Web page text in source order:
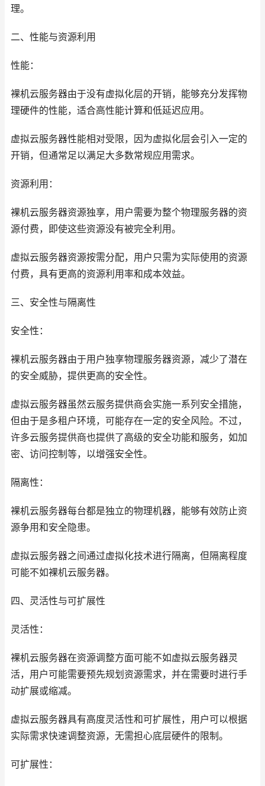
理。
二、性能与资源利用
性能：
裸机云服务器由于没有虚拟化层的开销，能够充分发挥物
理硬件的性能，适合高性能计算和低延迟应用。
虚拟云服务器性能相对受限，因为虚拟化层会引入一定的
开销，但通常足以满足大多数常规应用需求。
资源利用：
裸机云服务器资源独享，用户需要为整个物理服务器的资
源付费，即使这些资源没有被完全利用。
虚拟云服务器资源按需分配，用户只需为实际使用的资源
付费，具有更高的资源利用率和成本效益。
三、安全性与隔离性
安全性：
裸机云服务器由于用户独享物理服务器资源，减少了潜在
的安全威胁，提供更高的安全性。
虚拟云服务器虽然云服务提供商会实施一系列安全措施，
但由于是多租户环境，可能存在一定的安全风险。不过，
许多云服务提供商也提供了高级的安全功能和服务，如加
密、访问控制等，以增强安全性。
隔离性：
裸机云服务器每台都是独立的物理机器，能够有效防止资
源争用和安全隐患。
虚拟云服务器之间通过虚拟化技术进行隔离，但隔离程度
可能不如裸机云服务器。
四、灵活性与可扩展性
灵活性：
裸机云服务器在资源调整方面可能不如虚拟云服务器灵
活，用户可能需要预先规划资源需求，并在需要时进行手
动扩展或缩减。
虚拟云服务器具有高度灵活性和可扩展性，用户可以根据
实际需求快速调整资源，无需担心底层硬件的限制。
可扩展性：